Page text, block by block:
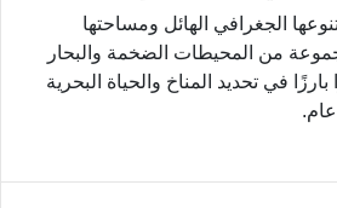
الجغرافي الهائل ومساحتها
من المحيطات الضخمة والبحار
بارزًا في تحديد المناخ والحياة البحرية